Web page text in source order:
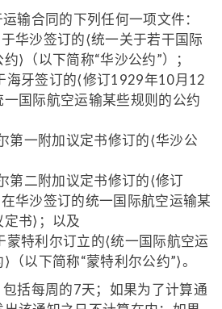
输合同的下列任何一项文件：
华沙签订的⟨统一关于若干国际
⟩（以下简称“华沙公约”）；
海牙签订的⟨修订1929年10月12
一国际航空运输某些规则的公约
第一附加议定书修订的⟨华沙公
第二附加议定书修订的⟨修订
华沙签订的统一国际航空运输某
书⟩；以及
特利尔订立的⟨统一国际航空运
（以下简称“蒙特利尔公约”⟩。
括每周的7天；如果为了计算通